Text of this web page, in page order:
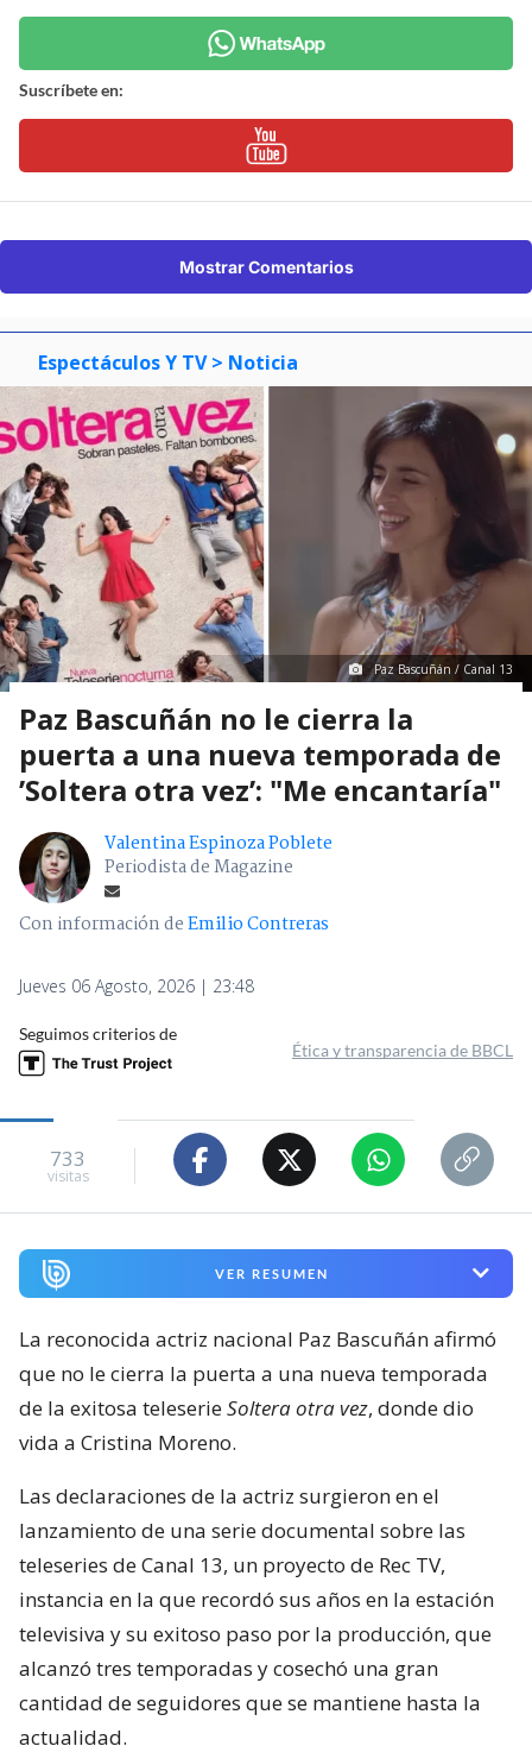
Suscríbete en:
Mostrar Comentarios
Espectáculos Y TV > Noticia
Paz Bascuñán / Canal 13
Paz Bascuñán no le cierra la
puerta a una nueva temporada de
’Soltera otra vez’: "Me encantaría"
Valentina Espinoza Poblete
Periodista de Magazine
Con información deEmilio Contreras
Jueves 06 Agosto, 2026 | 23:48
Seguimos criterios de
Ética y transparencia de BBCL
733
visitas
VER RESUMEN
La reconocida actriz nacional Paz Bascuñán afirmó
que no le cierra la puerta a una nueva temporada
de la exitosa teleserieSoltera otra vez, donde dio
vida a Cristina Moreno.
Las declaraciones de la actriz surgieron en el
lanzamiento de una serie documental sobre las
teleseries de Canal 13, un proyecto de Rec TV,
instancia en la que recordó sus años en la estación
televisiva y su exitoso paso por la producción, que
alcanzó tres temporadas y cosechó una gran
cantidad de seguidores que se mantiene hasta la
actualidad.